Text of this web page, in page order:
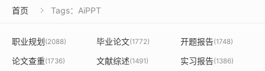
首页  Tags：AiPPT
职业规划(2088) 毕业论文(1772) 开题报告(1748)
论文查重(1736) 文献综述(1491) 实习报告(1386)